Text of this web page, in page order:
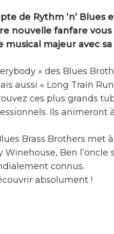
de Rythm ‘n’ Blues
nouvelle fanfare
musical majeur avec
» des Blues
aussi « Long Train
ces plus grands
Ils animeront
Brass Brothers met
Winehouse, Ben l’oncle
connus.
absolument !